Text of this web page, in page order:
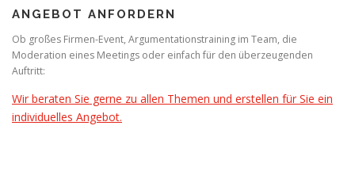
ANGEBOT ANFORDERN
Ob großes Firmen-Event, Argumentationstraining im Team, die
Moderation eines Meetings oder einfach für den überzeugenden
Auftritt:
Wir beraten Sie gerne zu allen Themen und erstellen für Sie ein
individuelles Angebot.